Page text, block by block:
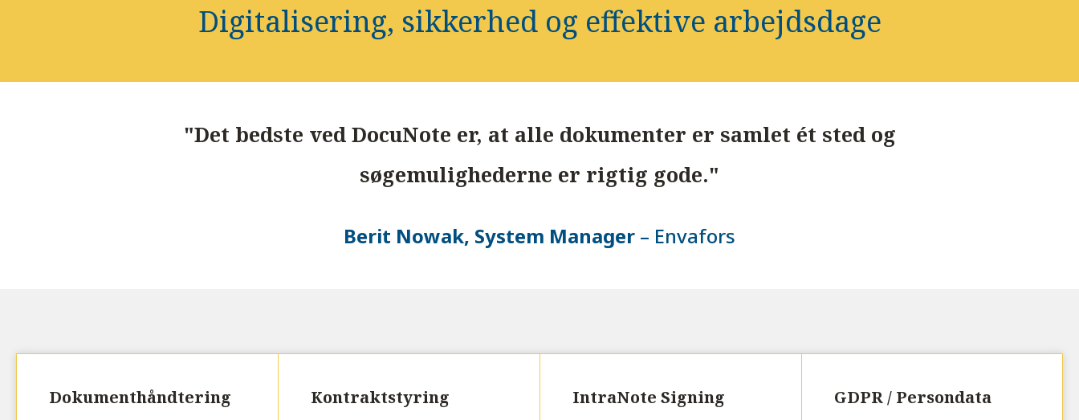
Digitalisering, sikkerhed og effektive arbejdsdage
"Det bedste ved DocuNote er, at alle dokumenter er samlet ét sted og
søgemulighederne er rigtig gode."
Berit Nowak, System Manager – Envafors
Dokumenthåndtering Kontraktstyring IntraNote Signing GDPR / Persondata